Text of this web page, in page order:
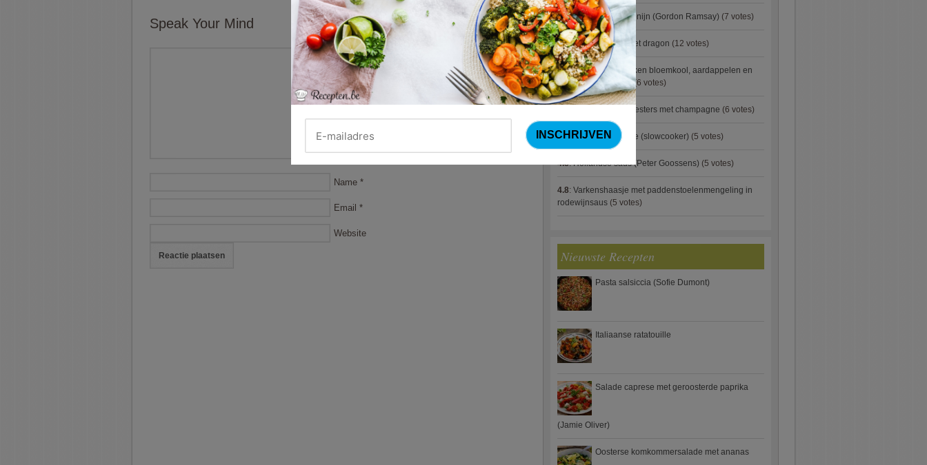
Speak Your Mind
Name *
Email *
Website
4.9:Fricassee van konijn (Gordon Ramsay) (7 votes)
4.8:Gestoofde kip met dragon (12 votes)
4.8:Zalm met gebakken bloemkool, aardappelen en
spek (Jeroen Meus)(6 votes)
Gegratineerde oesters met champagne (6 votes)
4.8:Linzenbolognese (slowcooker) (5 votes)
4.8:Hollandse saus (Peter Goossens) (5 votes)
4.8: Varkenshaasje met paddenstoelenmengeling in
rodewijnsaus (5 votes)
Nieuwste Recepten
Pasta salsiccia (Sofie Dumont)
Italiaanse ratatouille
Salade caprese met geroosterde paprika
(Jamie Oliver)
Oosterse komkommersalade met ananas